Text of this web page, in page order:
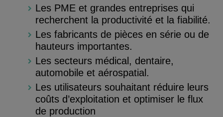
Les PME et grandes entreprises qui
recherchent la productivité et la fiabilité.
Les fabricants de pièces en série ou de
hauteurs importantes.
Les secteurs médical, dentaire,
automobile et aérospatial.
Les utilisateurs souhaitant réduire leurs
coûts d’exploitation et optimiser le flux
de production